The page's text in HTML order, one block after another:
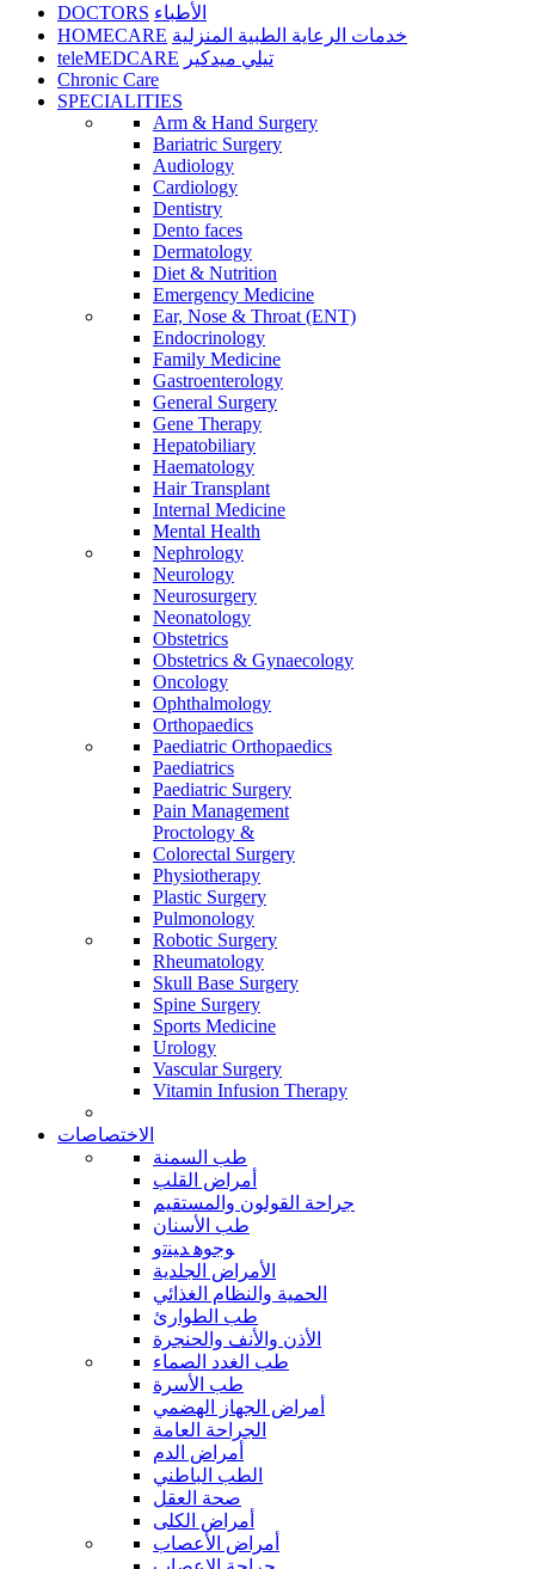
DOCTORS الأطباء
HOMECARE خدمات الرعاية الطبية المنزلية
teleMEDCARE تيلي ميدكير
Chronic Care
SPECIALITIES
Arm & Hand Surgery
Bariatric Surgery
Audiology
Cardiology
Dentistry
Dento faces
Dermatology
Diet & Nutrition
Emergency Medicine
Ear, Nose & Throat (ENT)
Endocrinology
Family Medicine
Gastroenterology
General Surgery
Gene Therapy
Hepatobiliary
Haematology
Hair Transplant
Internal Medicine
Mental Health
Nephrology
Neurology
Neurosurgery
Neonatology
Obstetrics
Obstetrics & Gynaecology
Oncology
Ophthalmology
Orthopaedics
Paediatric Orthopaedics
Paediatrics
Paediatric Surgery
Pain Management
Proctology &
Colorectal Surgery
Physiotherapy
Plastic Surgery
Pulmonology
Robotic Surgery
Rheumatology
Skull Base Surgery
Spine Surgery
Sports Medicine
Urology
Vascular Surgery
Vitamin Infusion Therapy
الاختصاصات
طب السمنة
أمراض القلب
جراحة القولون والمستقيم
طب الأسنان
ﻮﺟﻮﻫ ﺪﻴﻨﺗﻭ
الأمراض الجلدية
الحمية والنظام الغذائي
طب الطوارئ
الأذن والأنف والحنجرة
طب الغدد الصماء
طب الأسرة
أمراض الجهاز الهضمي
الجراحة العامة
أمراض الدم
الطب الباطني
صحة العقل
أمراض الكلى
أمراض الأعصاب